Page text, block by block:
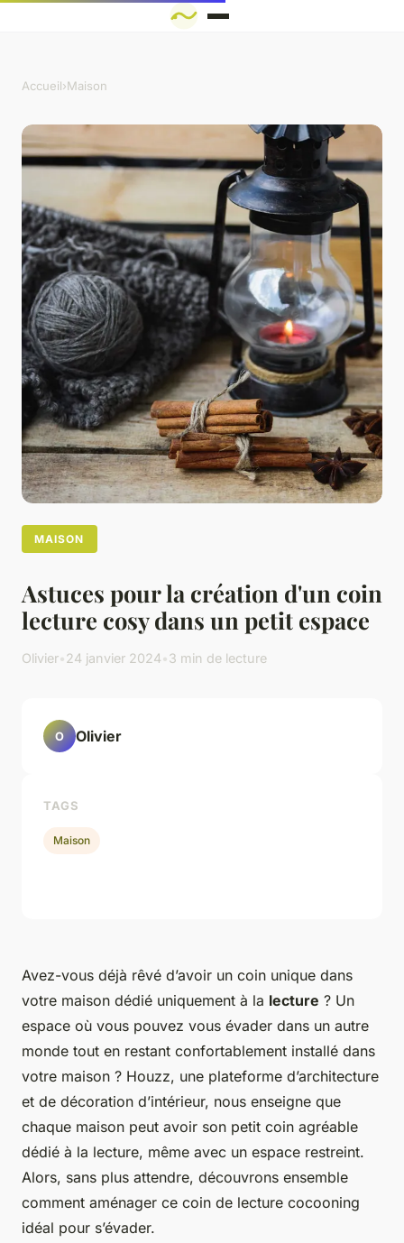
Accueil›Maison
MAISON
Astuces pour la création d'un coin
lecture cosy dans un petit espace
Olivier•24 janvier 2024•3 min de lecture
Avez-vous déjà rêvé d’avoir un coin unique dans
votre maison dédié uniquement à la lecture ? Un
espace où vous pouvez vous évader dans un autre
monde tout en restant confortablement installé dans
votre maison ? Houzz, une plateforme d’architecture
et de décoration d’intérieur, nous enseigne que
chaque maison peut avoir son petit coin agréable
dédié à la lecture, même avec un espace restreint.
Alors, sans plus attendre, découvrons ensemble
comment aménager ce coin de lecture cocooning
idéal pour s’évader.
O Olivier
TAGS
Maison